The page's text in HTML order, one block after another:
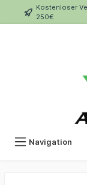
Kostenloser
250€
Navigation